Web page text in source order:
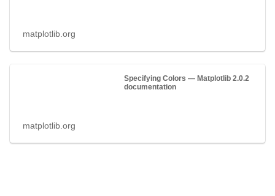
matplotlib.org
Specifying Colors — Matplotlib 2.0.2
documentation
matplotlib.org